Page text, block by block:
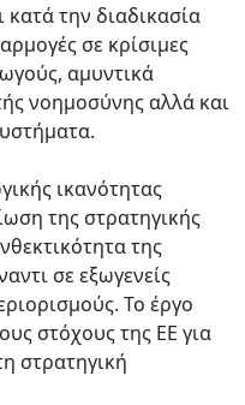
κατά την διαδικασία
σε κρίσιμες
αμυντικά
νοημοσύνης αλλά και
ικανότητας
της στρατηγικής
της
σε εξωγενείς
Το έργο
στόχους της ΕΕ για
στρατηγική